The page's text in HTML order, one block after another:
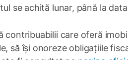
se achită lunar, până la
care oferă
să își onoreze obligațiile